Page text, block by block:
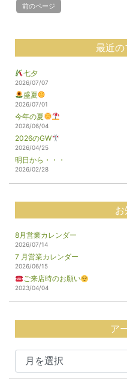
前のページ
最近
七夕
2026/07/07
盛夏
2026/07/01
今年の夏
2026/06/04
2026のGW
2026/04/25
明日から・・・
2026/02/28
8月営業カレンダー
2026/07/14
7 月営業カレンダー
2026/06/15
ご来店時のお願い
2023/04/04
ア